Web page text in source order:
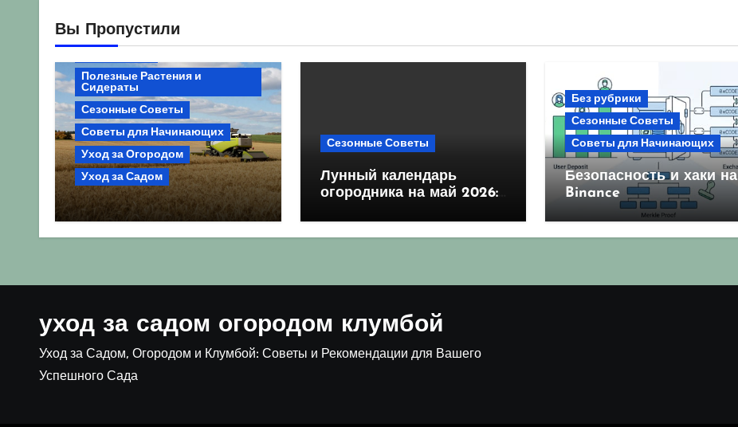
Вы Пропустили
Полезные Растения и
Сидераты
Сезонные Советы
Советы для Начинающих
Уход за Огородом
Уход за Садом
Агрокультура України
осінь 2026: Комплексний
Сезонные Советы
Лунный календарь
огородника на май 2026:
посева и посадки
Без рубрики
Сезонные Советы
Советы для Начинающих
Безопасность и хаки на
Binance
уход за садом огородом клумбой
Уход за Садом, Огородом и Клумбой: Советы и Рекомендации для Вашего
Успешного Сада